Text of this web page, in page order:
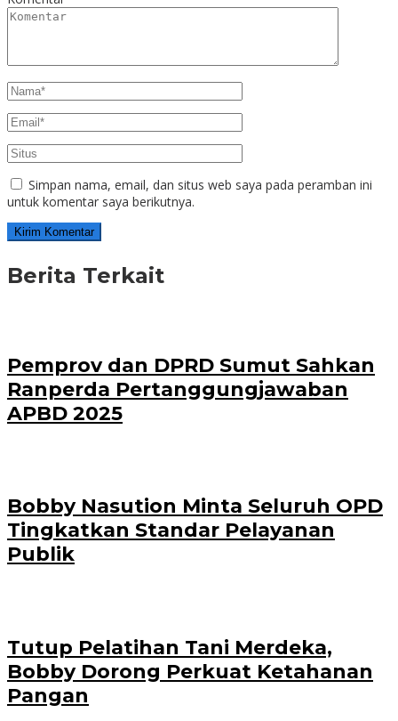
Simpan nama, email, dan situs web saya pada peramban ini
untuk komentar saya berikutnya.
Berita Terkait
Pemprov dan DPRD Sumut Sahkan
Ranperda Pertanggungjawaban
APBD 2025
Bobby Nasution Minta Seluruh OPD
Tingkatkan Standar Pelayanan
Publik
Tutup Pelatihan Tani Merdeka,
Bobby Dorong Perkuat Ketahanan
Pangan